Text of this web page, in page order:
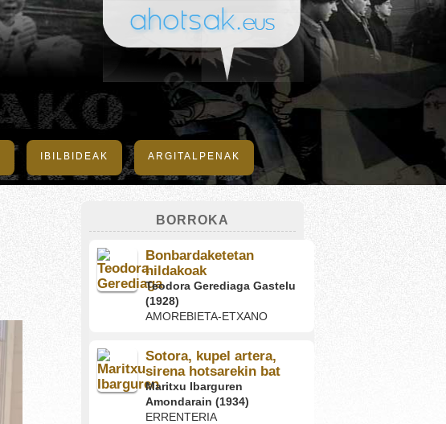
IBILBIDEAK ARGITALPENAK
BORROKA
Bonbardaketetan
hildakoak
Teodora Gerediaga Gastelu
(1928)
AMOREBIETA-ETXANO
Sotora, kupel artera,
sirena hotsarekin bat
Maritxu Ibarguren
Amondarain (1934)
ERRENTERIA